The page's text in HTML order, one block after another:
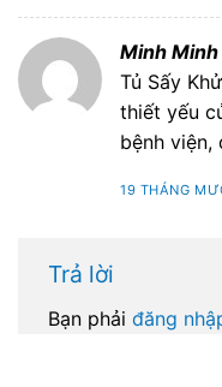
Minh Minh
Tủ Sấy
thiết yếu
bệnh viện,
19 THÁNG
Trả lời
Bạn phải đăng